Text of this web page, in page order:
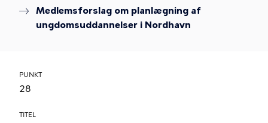
Medlemsforslag om planlægning af
ungdomsuddannelser i Nordhavn
PUNKT
28
TITEL